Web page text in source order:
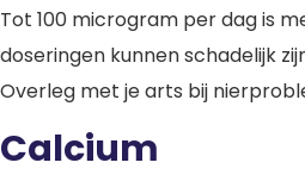
Tot 100 microgram per dag is
doseringen kunnen schadelijk
Overleg met je arts bij
Calcium